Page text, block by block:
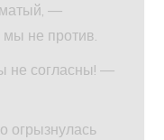
—
мы не против.
не согласны! —
огрызнулась